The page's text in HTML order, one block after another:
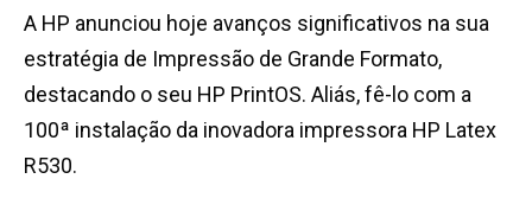
A HP anunciou hoje avanços significativos na sua
estratégia de Impressão de Grande Formato,
destacando o seu HP PrintOS. Aliás, fê-lo com a
100ª instalação da inovadora impressora HP Latex
R530.